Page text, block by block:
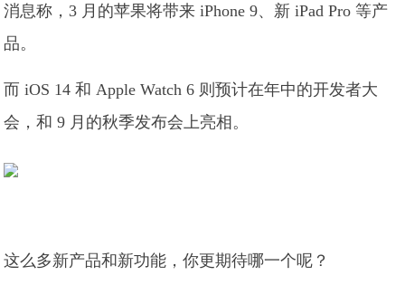
消息称，3 月的苹果将带来 iPhone 9、新 iPad Pro 等产
品。
而 iOS 14 和 Apple Watch 6 则预计在年中的开发者大
会，和 9 月的秋季发布会上亮相。
这么多新产品和新功能，你更期待哪一个呢？